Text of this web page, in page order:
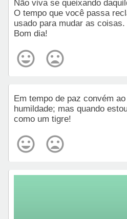
Não viva se queixando
O tempo que você passa
usado para mudar as coisas.
Bom dia!
Em tempo de paz convém
humildade; mas quando
como um tigre!